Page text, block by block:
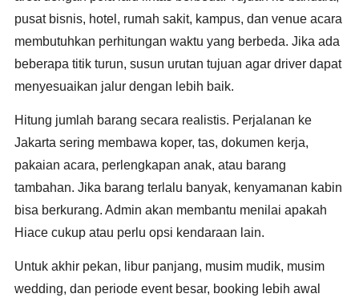
pusat bisnis, hotel, rumah sakit, kampus, dan venue acara
membutuhkan perhitungan waktu yang berbeda. Jika ada
beberapa titik turun, susun urutan tujuan agar driver dapat
menyesuaikan jalur dengan lebih baik.
Hitung jumlah barang secara realistis. Perjalanan ke
Jakarta sering membawa koper, tas, dokumen kerja,
pakaian acara, perlengkapan anak, atau barang
tambahan. Jika barang terlalu banyak, kenyamanan kabin
bisa berkurang. Admin akan membantu menilai apakah
Hiace cukup atau perlu opsi kendaraan lain.
Untuk akhir pekan, libur panjang, musim mudik, musim
wedding, dan periode event besar, booking lebih awal